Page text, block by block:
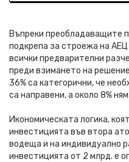
Въпреки преобладаващите
подкрепа за строежа на
всички предварителни
преди взимането на
36% са категорични, че
са направени, а около 8%
Икономическата логика,
инвестицията във втора
водеща и на индивидуално
инвестицията от 2 млрд. е